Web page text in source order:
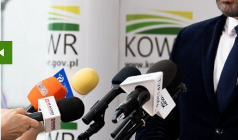
Przejdź do poprzedniego zdjęcia.